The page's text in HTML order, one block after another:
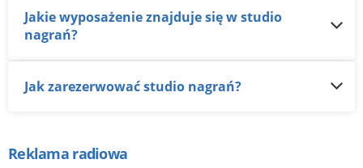
Jakie wyposażenie znajduje się w studio
nagrań?
Jak zarezerwować studio nagrań?
Reklama radiowa